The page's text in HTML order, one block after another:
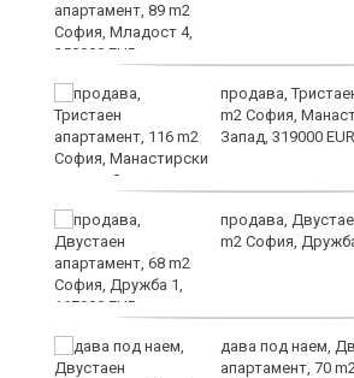
продава,
m2 София,
Запад, 319000 EUR
продава,
m2 София,
дава под наем,
апартамент, 70